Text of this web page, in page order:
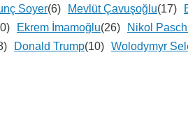
Soyer(6) Mevlüt Çavuşoğlu(17)
Ekrem İmamoğlu(26) Nikol
Donald Trump(10) Wolodymyr